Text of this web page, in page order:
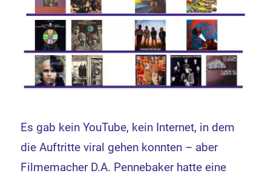
Es gab kein YouTube, kein Internet, in dem
die Auftritte viral gehen konnten – aber
Filmemacher D.A. Pennebaker hatte eine